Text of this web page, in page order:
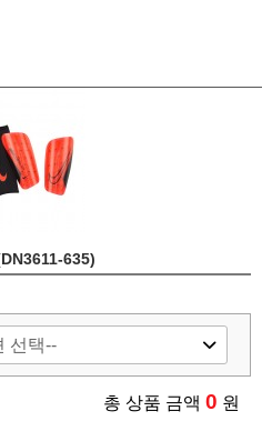
635)
총 상품 금액 0 원